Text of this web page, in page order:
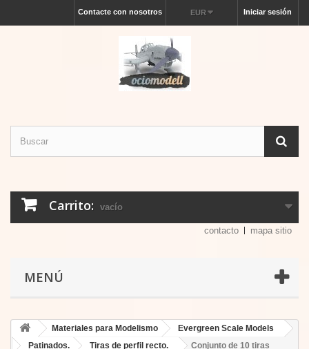
Iniciar sesión
EUR
Contacte con nosotros
Carrito: vacío
contacto mapa sitio
MENÚ
Materiales para Modelismo
Evergreen Scale Models
Patinados.
Tiras de perfil recto.
Conjunto de 10 tiras